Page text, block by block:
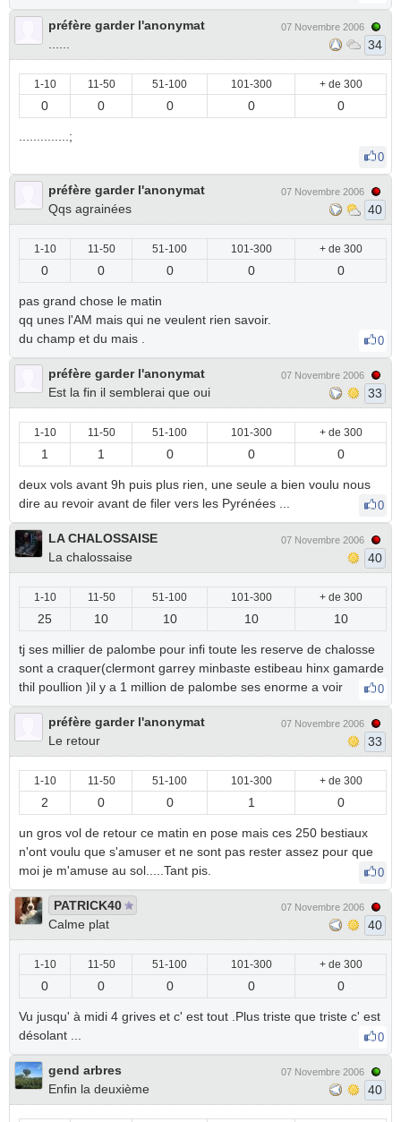
préfère garder l'anonymat
07 Novembre 2006
34
1-10 11-50 51-100 101-300 + de 300
0 0 0 0 0
..............;
0
préfère garder l'anonymat
Qqs agrainées
07 Novembre 2006
40
1-10 11-50 51-100 101-300 + de 300
0 0 0 0 0
pas grand chose le matin
qq unes l'AM mais qui ne veulent rien savoir.
du champ et du mais .
0
préfère garder l'anonymat
Est la fin il semblerai que oui
07 Novembre 2006
33
1-10 11-50 51-100 101-300 + de 300
1 1 0 0 0
deux vols avant 9h puis plus rien, une seule a bien voulu nous
dire au revoir avant de filer vers les Pyrénées ...
0
LA CHALOSSAISE
La chalossaise
07 Novembre 2006
40
1-10 11-50 51-100 101-300 + de 300
25 10 10 10 10
tj ses millier de palombe pour infi toute les reserve de chalosse
sont a craquer(clermont garrey minbaste estibeau hinx gamarde
thil poullion )il y a 1 million de palombe ses enorme a voir
0
préfère garder l'anonymat
Le retour
07 Novembre 2006
33
1-10 11-50 51-100 101-300 + de 300
2 0 0 1 0
un gros vol de retour ce matin en pose mais ces 250 bestiaux
n'ont voulu que s'amuser et ne sont pas rester assez pour que
moi je m'amuse au sol.....Tant pis.
0
PATRICK40
Calme plat
07 Novembre 2006
40
1-10 11-50 51-100 101-300 + de 300
0 0 0 0 0
Vu jusqu' à midi 4 grives et c' est tout .Plus triste que triste c' est
désolant ...
0
gend arbres
Enfin la deuxième
07 Novembre 2006
40